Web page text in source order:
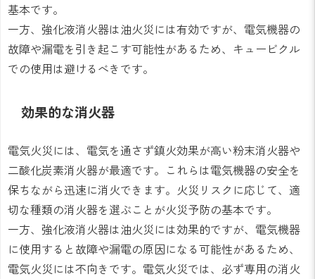
基本です。
一方、強化液消火器は油火災には有効ですが、電気機器の
故障や漏電を引き起こす可能性があるため、キュービクル
での使用は避けるべきです。
効果的な消火器
電気火災には、電気を通さず鎮火効果が高い粉末消火器や
二酸化炭素消火器が最適です。これらは電気機器の安全を
保ちながら迅速に消火できます。火災リスクに応じて、適
切な種類の消火器を選ぶことが火災予防の基本です。
一方、強化液消火器は油火災には効果的ですが、電気機器
に使用すると故障や漏電の原因になる可能性があるため、
電気火災には不向きです。電気火災では、必ず専用の消火